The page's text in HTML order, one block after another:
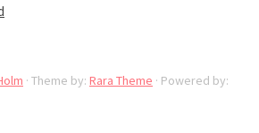
· Theme by: Rara Theme · Powered by: